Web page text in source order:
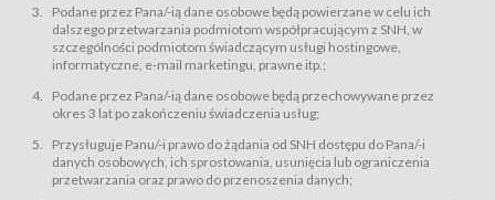
świadczy Usługi drogą elektroniczną w rozumieniu ustawy z dnia 18 lipca
2002 r. o świadczeniu usług drogą elektroniczną (Dz.U. z 2002 r., Nr 144, poz.
1204, z późń. zm.). Usługi świadczone są nieodpłatnie.
usługę przeglądania i odczytywania przez Usługobiorców materiałów
zamieszczanych w Serwisie,
usługę utrzymywania konta użytkownika w Serwisie,
usługę newsletter,
usługę zawierania na odległość umów nabycia Karnetów i Biletów,
usługę zawierania na odległość umów sprzedaży w Sklepie.
Podane przez Pana/-ią dane osobowe będą powierzane w celu ich
dalszego przetwarzania podmiotom współpracującym z SNH, w
szczególności podmiotom świadczącym usługi hostingowe,
informatyczne, e-mail marketingu, prawne itp.;
Podane przez Pana/-ią dane osobowe będą przechowywane przez
okres 3 lat po zakończeniu świadczenia usług;
Przysługuje Panu/-i prawo do żądania od SNH dostępu do Pana/-i
danych osobowych, ich sprostowania, usunięcia lub ograniczenia
przetwarzania oraz prawo do przenoszenia danych;